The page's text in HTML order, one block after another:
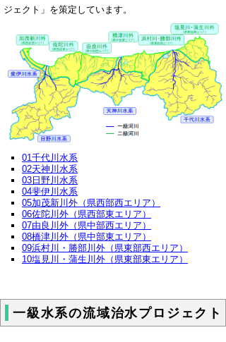
ジェクト」を策定しています。
01千代川水系
02天神川水系
03日野川水系
04斐伊川水系
05加茂新川外（県西部西エリア）
06佐陀川外（県西部東エリア）
07由良川外（県中部西エリア）
08橋津川外（県中部東エリア）
09浜村川・勝部川外（県東部西エリア）
10塩見川・蒲生川外（県東部東エリア）
一級水系の流域治水プロジェクト